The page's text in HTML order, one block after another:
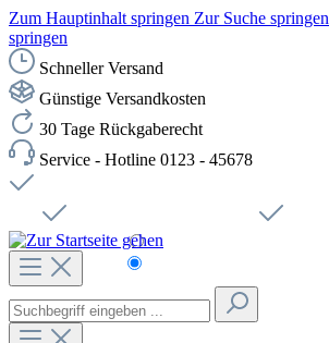
Zum Hauptinhalt springen Zur Suche springen
springen
Schneller Versand
Günstige Versandkosten
30 Tage Rückgaberecht
Service - Hotline 0123 - 45678
Čeština